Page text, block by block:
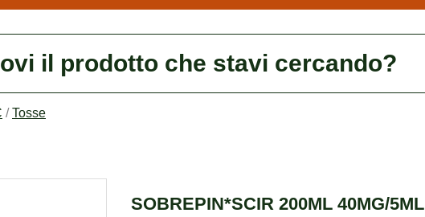
il prodotto che stavi cercando?
/Tosse
SOBREPIN*SCIR 200ML 40MG/5ML